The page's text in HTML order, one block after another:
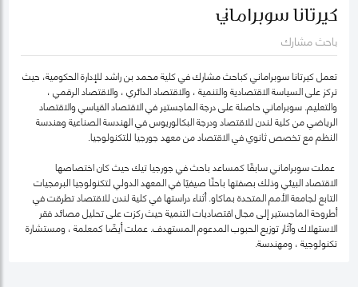
كيرتانا سوبراماني
باحث مشارك
تعمل كيرتانا سوبراماني كباحث مشارك في كلية محمد بن راشد للإدارة الحكومية، حيث
تركز على السياسة الاقتصادية والتنمية ، والاقتصاد الدائري ، والاقتصاد الرقمي ،
والتعليم. سوبراماني حاصلة على درجة الماجستير في الاقتصاد القياسي والاقتصاد
الرياضي من كلية لندن للاقتصاد ودرجة البكالوريوس في الهندسة الصناعية وهندسة
النظم مع تخصص ثانوي في الاقتصاد من معهد جورجيا للتكنولوجيا.
عملت سوبراماني سابقًا كمساعد باحث في جورجيا تيك حيث كان اختصاصها
الاقتصاد البيئي وذلك بصفتها باحثًا صيفيًا في المعهد الدولي لتكنولوجيا البرمجيات
التابع لجامعة الأمم المتحدة بماكاو. أثناء دراستها في كلية لندن للاقتصاد تطرقت في
أطروحة الماجستير إلى مجال اقتصاديات التنمية حيث ركزت على تحليل مصائد فقر
الاستهلاك وآثار توزيع الحبوب المدعوم المستهدف. عملت أيضًا كمعلمة ، ومستشارة
تكنولوجية ، ومهندسة.